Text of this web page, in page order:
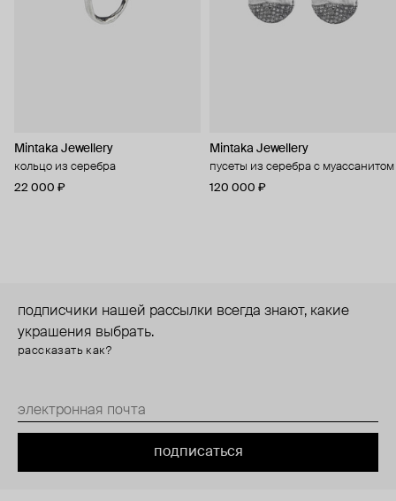
Mintaka Jewellery
кольцо из серебра
22 000 ₽
Mintaka Jewellery
пусеты из серебра с муассанитом
120 000 ₽
подписчики нашей рассылки всегда знают, какие
украшения выбрать.
рассказать как?
подписаться